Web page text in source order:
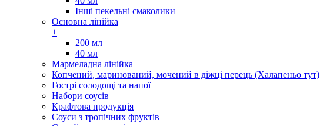
Інші пекельні смаколики
Основна лінійка
+
200 мл
40 мл
Мармеладна лінійка
Копчений, маринований, мочений в діжці перець (Халапеньо тут)
Гострі солодощі та напої
Набори соусів
Крафтова продукція
Соуси з тропічних фруктів